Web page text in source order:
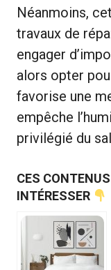
Néanmoins,
travaux de
engager
alors opter
favorise une
empêche
privilégié du
CES
INTÉRESSER